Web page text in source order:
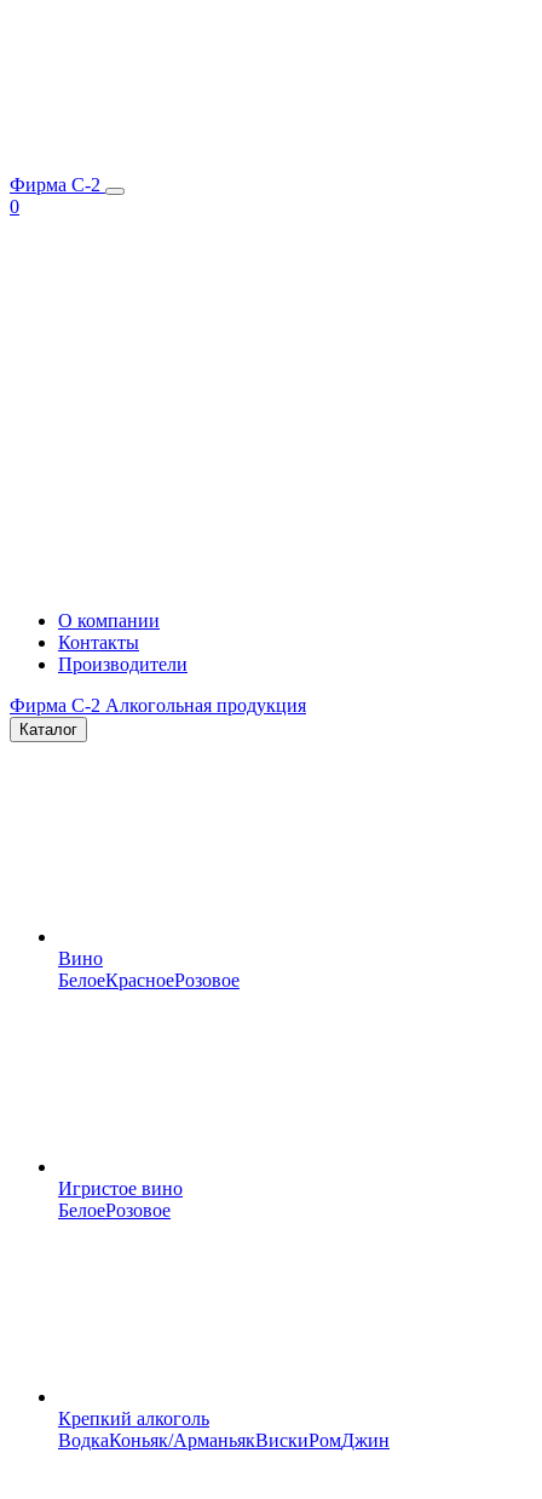
Фирма C-2
0
О компании
Контакты
Производители
Фирма C-2 Алкогольная продукция
Каталог
Вино
БелоеКрасноеРозовое
Игристое вино
БелоеРозовое
Крепкий алкоголь
ВодкаКоньяк/АрманьякВискиРомДжин